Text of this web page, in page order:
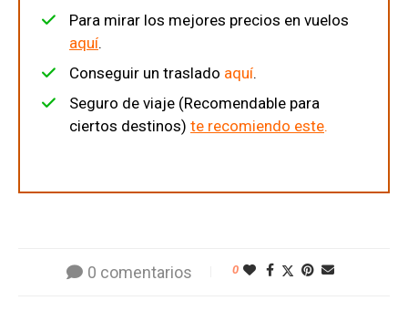
Para mirar los mejores precios en vuelos
aquí.
Conseguir un traslado aquí.
Seguro de viaje (Recomendable para
ciertos destinos) te recomiendo este.
0 comentarios 0